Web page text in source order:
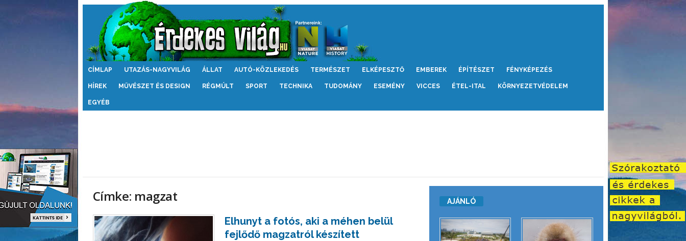
Érdekes
CÍMLAP UTAZÁS-NAGYVILÁG ÁLLAT AUTÓ-KÖZLEKEDÉS TERMÉSZET ELKÉPESZTŐ EMBEREK ÉPÍTÉSZET FÉNYKÉPEZÉS
HÍREK MŰVÉSZET ÉS DESIGN RÉGMÚLT SPORT TECHNIKA TUDOMÁNY ESEMÉNY VICCES ÉTEL-ITAL KÖRNYEZETVÉDELEM
EGYÉB
Címke: magzat
Elhunyt a fotós, aki a méhen belül
fejlődő magzatról készített
AJÁNLÓ